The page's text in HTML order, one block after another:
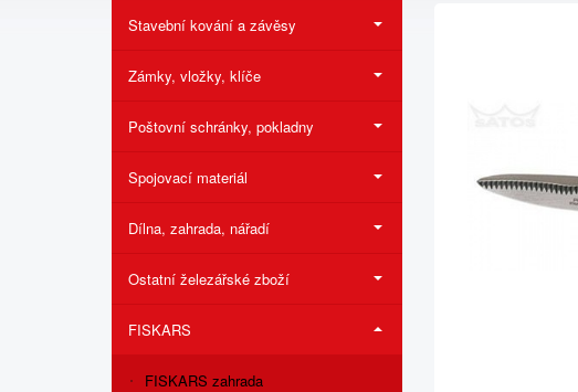
Stavební kování a závěsy
Zámky, vložky, klíče
Poštovní schránky, pokladny
Spojovací materiál
Dílna, zahrada, nářadí
Ostatní železářské zboží
FISKARS
FISKARS zahrada